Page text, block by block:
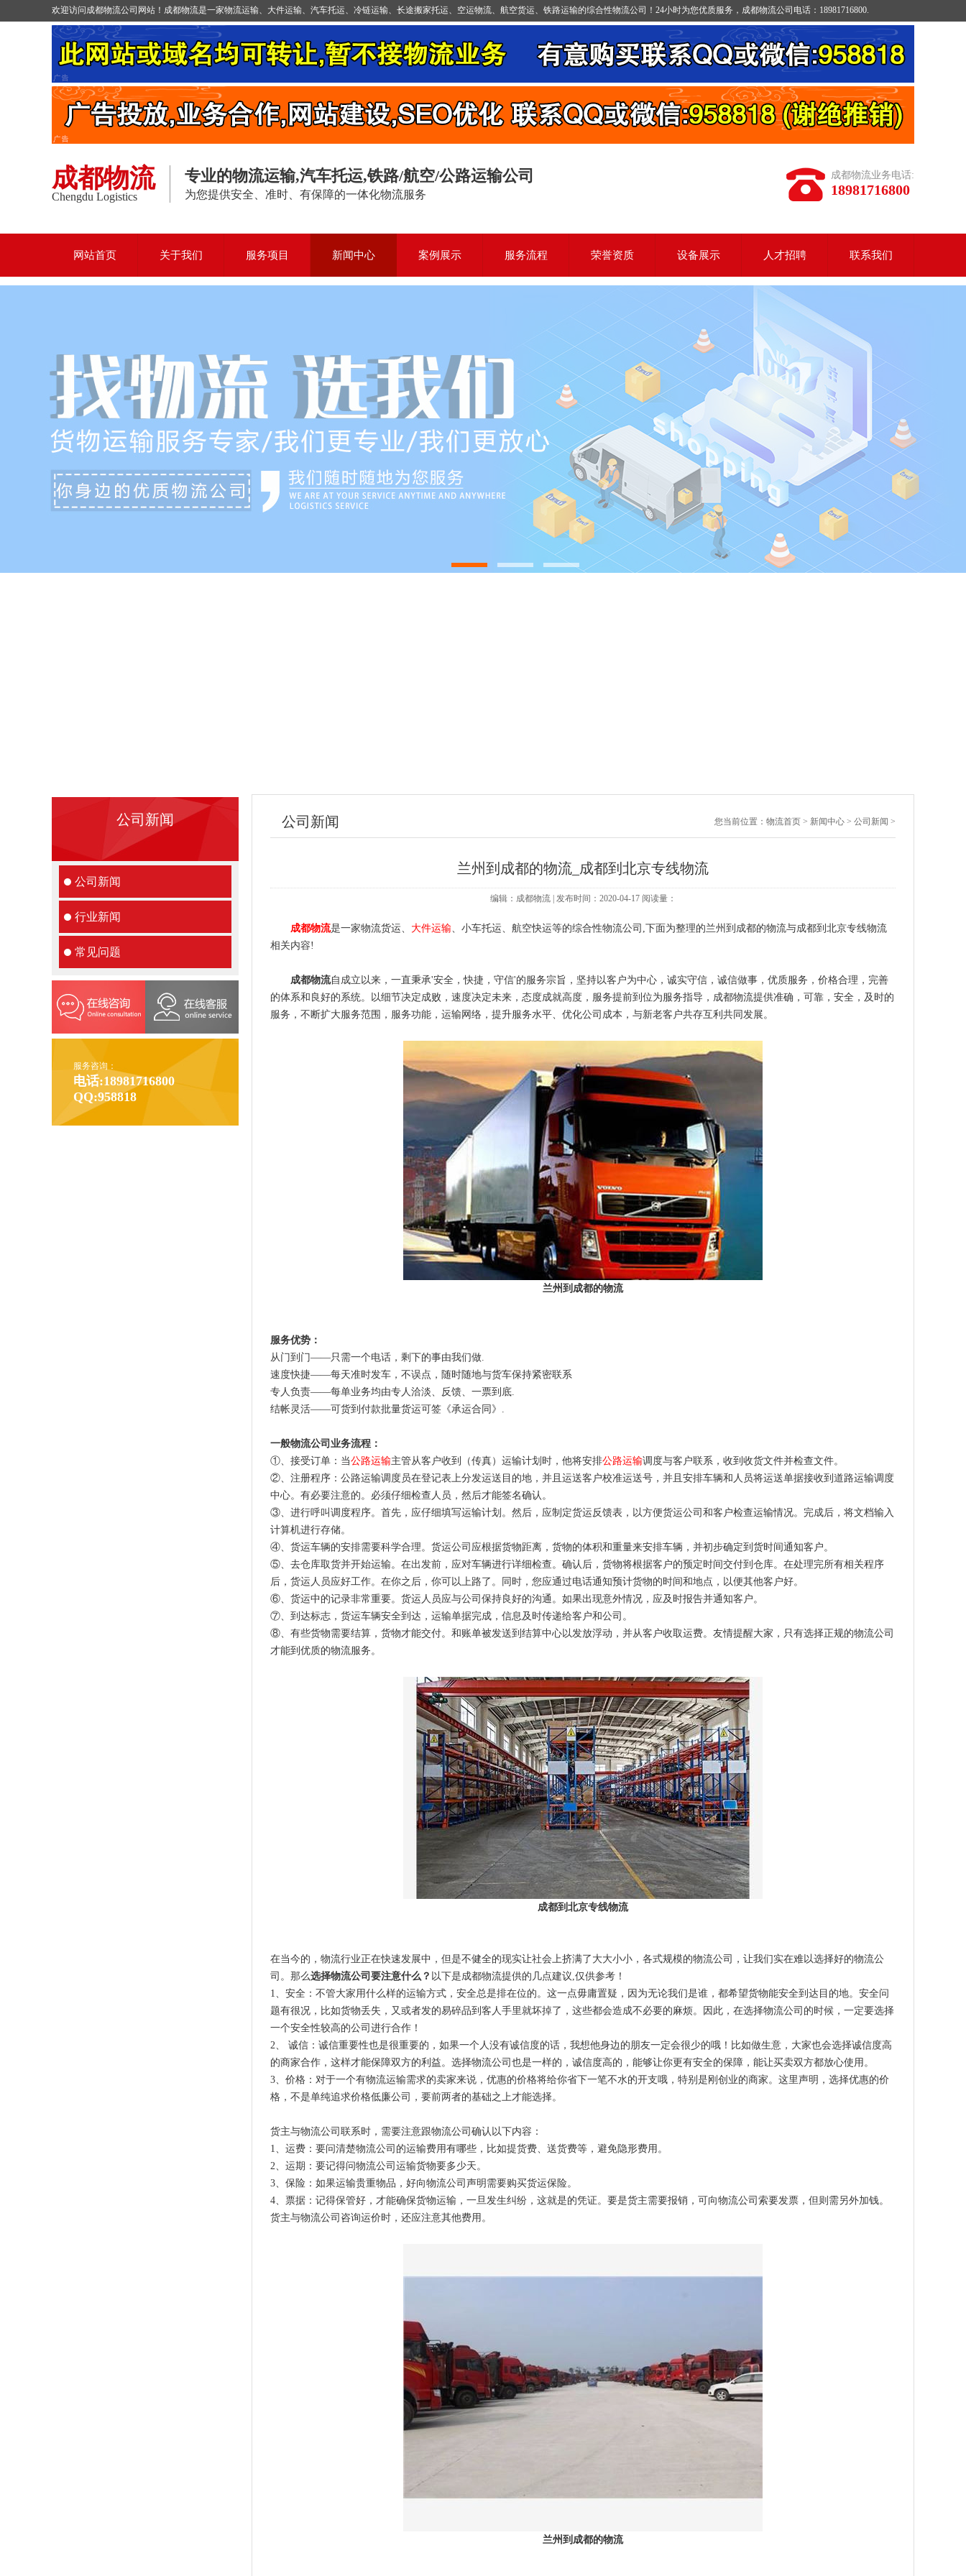
欢迎访问成都物流公司网站！成都物流是一家物流运输、大件运输、汽车托运、冷链运输、长途搬家托运、空运物流、航空货运、铁路运输的综合性物流公司！24小时为您优质服务，成都物流公司电话：18981716800.
成都物流
Chengdu Logistics
专业的物流运输,汽车托运,铁路/航空/公路运输公司
为您提供安全、准时、有保障的一体化物流服务
成都物流业务电话:
18981716800
网站首页 关于我们 服务项目 新闻中心 案例展示 服务流程 荣誉资质 设备展示 人才招聘 联系我们
公司新闻
公司新闻
行业新闻
常见问题
服务咨询：
电话:18981716800
QQ:958818
公司新闻 您当前位置： 物流首页 > 新闻中心 > 公司新闻 >
兰州到成都的物流_成都到北京专线物流
编辑：成都物流 | 发布时间：2020-04-17 阅读量：
成都物流是一家物流货运、 大件运输、小车托运、航空快运等的综合性物流公司,下面为整理的兰州到成都的物流与成都到北京专线物流
相关内容!
成都物流自成立以来，一直秉承'安全，快捷，守信'的服务宗旨，坚持以客户为中心，诚实守信，诚信做事，优质服务，价格合理，完善
的体系和良好的系统。以细节决定成败，速度决定未来，态度成就高度，服务提前到位为服务指导，成都物流提供准确，可靠，安全，及时的
服务，不断扩大服务范围，服务功能，运输网络，提升服务水平、优化公司成本，与新老客户共存互利共同发展。
兰州到成都的物流
服务优势：
从门到门——只需一个电话，剩下的事由我们做.
速度快捷——每天准时发车，不误点，随时随地与货车保持紧密联系
专人负责——每单业务均由专人洽淡、反馈、一票到底.
结帐灵活——可货到付款批量货运可签《承运合同》.
一般物流公司业务流程：
①、接受订单：当公路运输主管从客户收到（传真）运输计划时，他将安排公路运输调度与客户联系，收到收货文件并检查文件。
②、注册程序：公路运输调度员在登记表上分发运送目的地，并且运送客户校准运送号，并且安排车辆和人员将运送单据接收到道路运输调度
中心。有必要注意的。必须仔细检查人员，然后才能签名确认。
③、进行呼叫调度程序。首先，应仔细填写运输计划。然后，应制定货运反馈表，以方便货运公司和客户检查运输情况。完成后，将文档输入
计算机进行存储。
④、货运车辆的安排需要科学合理。货运公司应根据货物距离，货物的体积和重量来安排车辆，并初步确定到货时间通知客户。
⑤、去仓库取货并开始运输。在出发前，应对车辆进行详细检查。确认后，货物将根据客户的预定时间交付到仓库。在处理完所有相关程序
后，货运人员应好工作。在你之后，你可以上路了。同时，您应通过电话通知预计货物的时间和地点，以便其他客户好。
⑥、货运中的记录非常重要。货运人员应与公司保持良好的沟通。如果出现意外情况，应及时报告并通知客户。
⑦、到达标志，货运车辆安全到达，运输单据完成，信息及时传递给客户和公司。
⑧、有些货物需要结算，货物才能交付。和账单被发送到结算中心以发放浮动，并从客户收取运费。友情提醒大家，只有选择正规的物流公司
才能到优质的物流服务。
成都到北京专线物流
在当今的，物流行业正在快速发展中，但是不健全的现实让社会上挤满了大大小小，各式规模的物流公司，让我们实在难以选择好的物流公
司。那么选择物流公司要注意什么？ 以下是成都物流提供的几点建议,仅供参考！
1、安全：不管大家用什么样的运输方式，安全总是排在位的。这一点毋庸置疑，因为无论我们是谁，都希望货物能安全到达目的地。安全问
题有很况，比如货物丢失，又或者发的易碎品到客人手里就坏掉了，这些都会造成不必要的麻烦。因此，在选择物流公司的时候，一定要选择
一个安全性较高的公司进行合作！
2、 诚信：诚信重要性也是很重要的，如果一个人没有诚信度的话，我想他身边的朋友一定会很少的哦！比如做生意，大家也会选择诚信度高
的商家合作，这样才能保障双方的利益。选择物流公司也是一样的，诚信度高的，能够让你更有安全的保障，能让买卖双方都放心使用。
3、价格：对于一个有物流运输需求的卖家来说，优惠的价格将给你省下一笔不水的开支哦，特别是刚创业的商家。这里声明，选择优惠的价
格，不是单纯追求价格低廉公司，要前两者的基础之上才能选择。
货主与物流公司联系时，需要注意跟物流公司确认以下内容：
1、运费：要问清楚物流公司的运输费用有哪些，比如提货费、送货费等，避免隐形费用。
2、运期：要记得问物流公司运输货物要多少天。
3、保险：如果运输贵重物品，好向物流公司声明需要购买货运保险。
4、票据：记得保管好，才能确保货物运输，一旦发生纠纷，这就是的凭证。要是货主需要报销，可向物流公司索要发票，但则需另外加钱。
货主与物流公司咨询运价时，还应注意其他费用。
兰州到成都的物流